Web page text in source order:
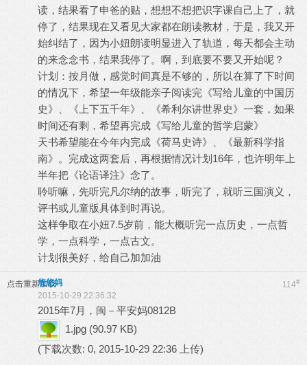
读，结果看了申爸的贴，想想不想把识字课自己上了，就
停了，结果现在又看见大家都在朗读教材，于是，我又开
始纠结了，因为小妞朗读明显进入了轨道，每天都会主动
的来念念书，结果我停了。啊，到底要不要又开始呢？
计划：按月做，感觉时间真是不够的，所以在算了下时间
的情况下，希望一年级能亲子阅读完《写给儿童的中国历
史》、《上下五千年》、《希利尔讲世界史》一套，如果
时间还有剩，希望再完成《写给儿童的哲学启蒙》
天书希望能在今年内完成《荷马史诗》、《最新科学指
南》。完成这两套后，再根据情况计划16年，也许明年上
半年把《论语译注》念了。
聆听嘛，先听完凡尔纳的故事，听完了，就听三国演义，
评书或儿童版具体到时再说。
这样争取在小妞7.5岁前，能大概听完一点历史，一点哲
学，一点科学，一点古文。
计划很美好，给自己加加油
点击重新加载 114#
悠悠妈
2015-10-29 22:36:32
2015年7月，闽－平安妈0812B
1.jpg (90.97 KB)
(下载次数: 0, 2015-10-29 22:36 上传)